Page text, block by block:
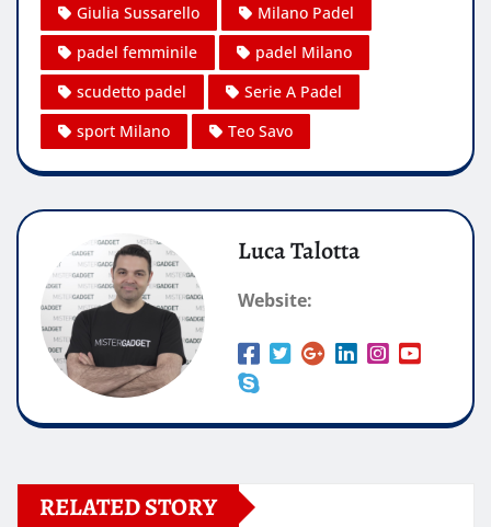
Giulia Sussarello
Milano Padel
padel femminile
padel Milano
scudetto padel
Serie A Padel
sport Milano
Teo Savo
Luca Talotta
Website:
RELATED STORY